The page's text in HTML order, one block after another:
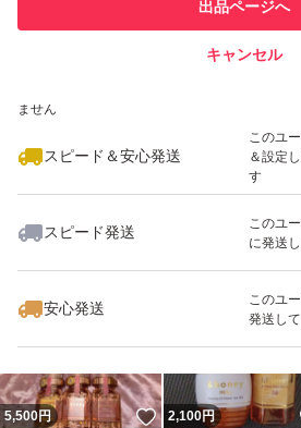
での取
ません
スピード＆安心発送
このユ
＆設定
す
スピード発送
このユ
に発送
安心発送
このユ
発送し
出品ページへ
キャンセル
5,500円 いいね！
2,100円